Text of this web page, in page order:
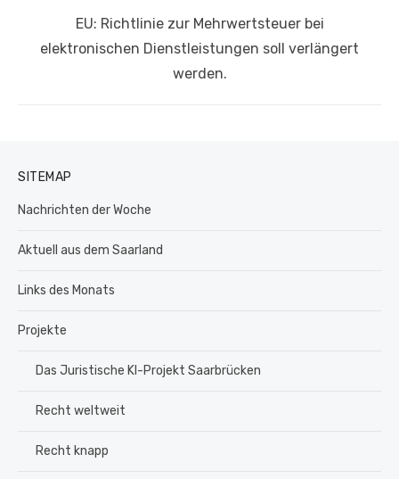
Nächster
Beitrag:
EU: Richtlinie zur Mehrwertsteuer bei
elektronischen Dienstleistungen soll verlängert
werden.
SITEMAP
Nachrichten der Woche
Aktuell aus dem Saarland
Links des Monats
Projekte
Das Juristische KI-Projekt Saarbrücken
Recht weltweit
Recht knapp